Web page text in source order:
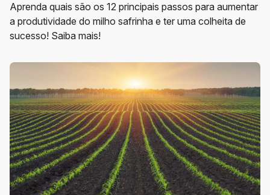
Aprenda quais são os 12 principais passos para aumentar
a produtividade do milho safrinha e ter uma colheita de
sucesso! Saiba mais!